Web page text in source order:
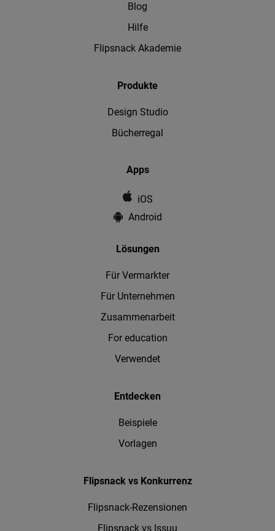
Blog
Hilfe
Flipsnack Akademie
Produkte
Design Studio
Bücherregal
Apps
iOS
Android
Lösungen
Für Vermarkter
Für Unternehmen
Zusammenarbeit
For education
Verwendet
Entdecken
Beispiele
Vorlagen
Flipsnack vs Konkurrenz
Flipsnack-Rezensionen
Flipsnack vs Issuu